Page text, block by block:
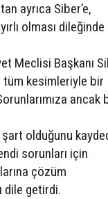
ayrıca Siber’e,
olması dileğinde
Meclisi Başkanı
tüm kesimleriyle bir
ancak
olduğunu
sorunları için
çözüm
dile getirdi.